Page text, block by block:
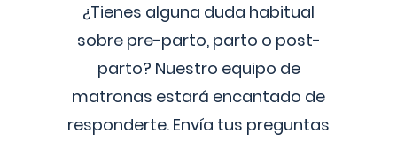
¿Tienes alguna duda habitual
sobre pre-parto, parto o post-
parto? Nuestro equipo de
matronas estará encantado de
responderte. Envía tus preguntas